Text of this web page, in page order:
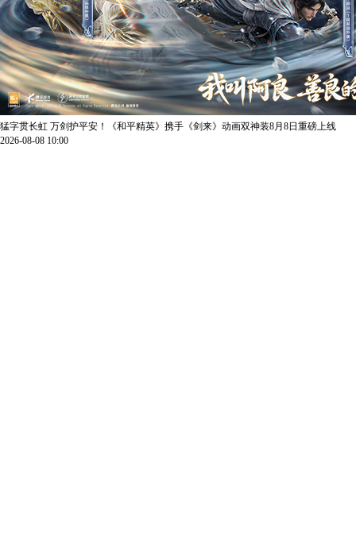
猛字贯长虹 万剑护平安！《和平精英》携手《剑来》动画双神装8月8日重磅上线
2026-08-08 10:00